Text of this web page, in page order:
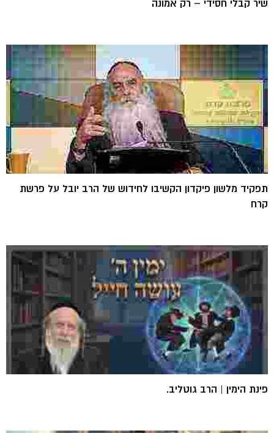
שיר קבלי חסידי – רק אמונה
תפקיד מלשון פיקדון הקשיבו לחידוש של הרב יובל על פרשת
קרח
פינת הימין | הרב גוטליב.